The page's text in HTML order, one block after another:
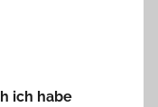
ich habe